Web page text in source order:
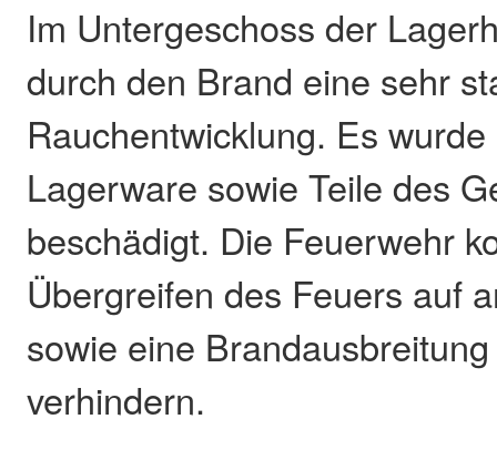
Im Untergeschoss der
durch den Brand eine sehr
Rauchentwicklung. Es
Lagerware sowie Teile des
beschädigt. Die Feuerwehr
Übergreifen des Feuers auf
sowie eine
verhindern.